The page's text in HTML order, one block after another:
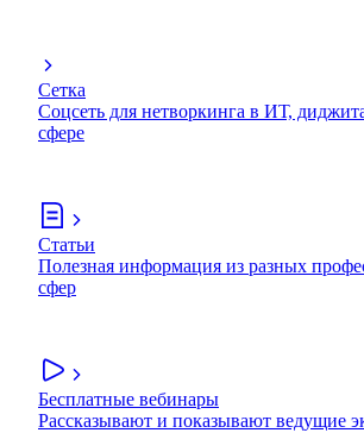
Сетка
Соцсеть для нетворкинга в ИТ,
сфере
Статьи
Полезная информация из разных
сфер
Бесплатные вебинары
Рассказывают и показывают ведущие